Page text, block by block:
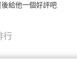
給他一個好評吧
行